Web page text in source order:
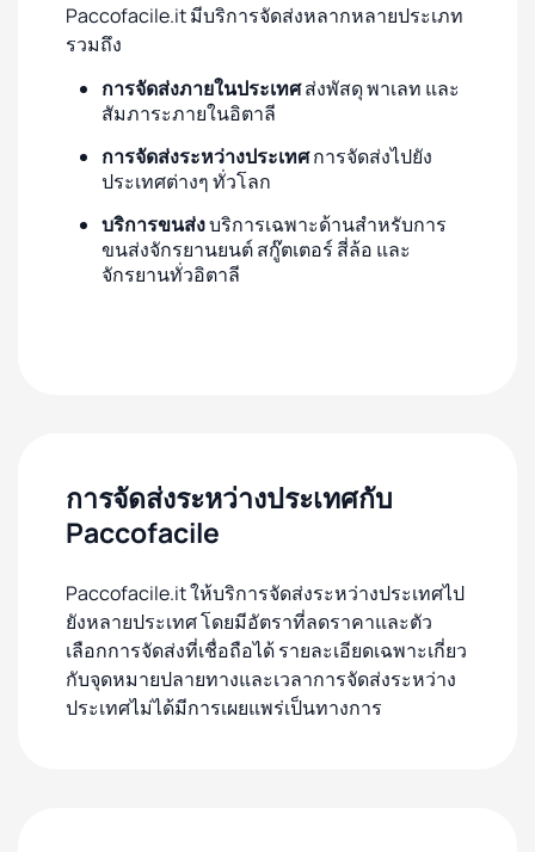
Paccofacile.it มีบริการจัดส่งหลากหลายประเภท
รวมถึง
การจัดส่งภายในประเทศส่งพัสดุ พาเลท และ
สัมภาระภายในอิตาลี
การจัดส่งระหว่างประเทศการจัดส่งไปยัง
ประเทศต่างๆ ทั่วโลก
บริการขนส่งบริการเฉพาะด้านสำหรับการ
ขนส่งจักรยานยนต์ สกู๊ตเตอร์ สี่ล้อ และ
จักรยานทั่วอิตาลี
การจัดส่งระหว่างประเทศกับ
Paccofacile
Paccofacile.it ให้บริการจัดส่งระหว่างประเทศไป
ยังหลายประเทศ โดยมีอัตราที่ลดราคาและตัว
เลือกการจัดส่งที่เชื่อถือได้ รายละเอียดเฉพาะเกี่ยว
กับจุดหมายปลายทางและเวลาการจัดส่งระหว่าง
ประเทศไม่ได้มีการเผยแพร่เป็นทางการ